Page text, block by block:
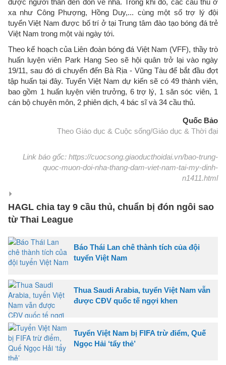
được người thân đến đón về nhà. Trong khi đó, các cầu thủ ở
xa như Công Phượng, Hồng Duy,... cùng một số trợ lý đội
tuyển Việt Nam được bố trí ở tại Trung tâm đào tạo bóng đá trẻ
Việt Nam trong một vài ngày tới.
Theo kế hoạch của Liên đoàn bóng đá Việt Nam (VFF), thầy trò
huấn luyện viên Park Hang Seo sẽ hội quân trở lại vào ngày
19/11, sau đó di chuyển đến Bà Rịa - Vũng Tàu để bắt đầu đợt
tập huấn tại đây. Tuyển Việt Nam dự kiến sẽ có 49 thành viên,
bao gồm 1 huấn luyện viên trưởng, 6 trợ lý, 1 săn sóc viên, 1
cán bộ chuyên môn, 2 phiên dịch, 4 bác sĩ và 34 cầu thủ.
Quốc Bảo
Theo Giáo dục & Cuộc sống/Giáo dục & Thời đại
Link báo gốc: https://cuocsong.giaoducthoidai.vn/bao-trung-
quoc-muon-doi-nha-thang-dam-viet-nam-tai-my-dinh-
n1411.html
HAGL chia tay 9 cầu thủ, chuẩn bị đón ngôi sao
từ Thai League
Báo Thái Lan chê thành tích của đội
tuyển Việt Nam
Thua Saudi Arabia, tuyển Việt Nam vẫn
được CĐV quốc tế ngợi khen
Tuyển Việt Nam bị FIFA trừ điểm, Quế
Ngọc Hải ‘tẩy thẻ’